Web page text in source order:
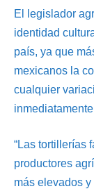
El legislador
identidad
país, ya que
mexicanos la
cualquier
“Las tortillerías
productores
más elevados